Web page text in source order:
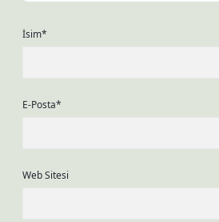
İsim*
E-Posta*
Web Sitesi